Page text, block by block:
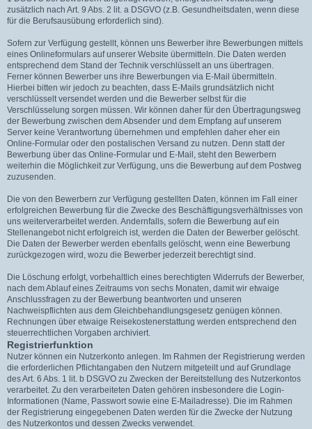
zusätzlich nach Art. 9 Abs. 2 lit. a DSGVO (z.B. Gesundheitsdaten, wenn diese
für die Berufsausübung erforderlich sind).
Sofern zur Verfügung gestellt, können uns Bewerber ihre Bewerbungen mittels
eines Onlineformulars auf unserer Website übermitteln. Die Daten werden
entsprechend dem Stand der Technik verschlüsselt an uns übertragen.
Ferner können Bewerber uns ihre Bewerbungen via E-Mail übermitteln.
Hierbei bitten wir jedoch zu beachten, dass E-Mails grundsätzlich nicht
verschlüsselt versendet werden und die Bewerber selbst für die
Verschlüsselung sorgen müssen. Wir können daher für den Übertragungsweg
der Bewerbung zwischen dem Absender und dem Empfang auf unserem
Server keine Verantwortung übernehmen und empfehlen daher eher ein
Online-Formular oder den postalischen Versand zu nutzen. Denn statt der
Bewerbung über das Online-Formular und E-Mail, steht den Bewerbern
weiterhin die Möglichkeit zur Verfügung, uns die Bewerbung auf dem Postweg
zuzusenden.
Die von den Bewerbern zur Verfügung gestellten Daten, können im Fall einer
erfolgreichen Bewerbung für die Zwecke des Beschäftigungsverhältnisses von
uns weiterverarbeitet werden. Andernfalls, sofern die Bewerbung auf ein
Stellenangebot nicht erfolgreich ist, werden die Daten der Bewerber gelöscht.
Die Daten der Bewerber werden ebenfalls gelöscht, wenn eine Bewerbung
zurückgezogen wird, wozu die Bewerber jederzeit berechtigt sind.
Die Löschung erfolgt, vorbehaltlich eines berechtigten Widerrufs der Bewerber,
nach dem Ablauf eines Zeitraums von sechs Monaten, damit wir etwaige
Anschlussfragen zu der Bewerbung beantworten und unseren
Nachweispflichten aus dem Gleichbehandlungsgesetz genügen können.
Rechnungen über etwaige Reisekostenerstattung werden entsprechend den
steuerrechtlichen Vorgaben archiviert.
Registrierfunktion
Nutzer können ein Nutzerkonto anlegen. Im Rahmen der Registrierung werden
die erforderlichen Pflichtangaben den Nutzern mitgeteilt und auf Grundlage
des Art. 6 Abs. 1 lit. b DSGVO zu Zwecken der Bereitstellung des Nutzerkontos
verarbeitet. Zu den verarbeiteten Daten gehören insbesondere die Login-
Informationen (Name, Passwort sowie eine E-Mailadresse). Die im Rahmen
der Registrierung eingegebenen Daten werden für die Zwecke der Nutzung
des Nutzerkontos und dessen Zwecks verwendet.